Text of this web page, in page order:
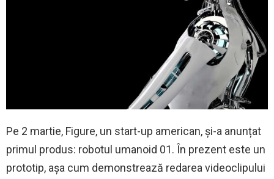
Pe 2 martie, Figure, un start-up american, și-a anunțat
primul produs: robotul umanoid 01. În prezent este un
prototip, așa cum demonstrează redarea videoclipului